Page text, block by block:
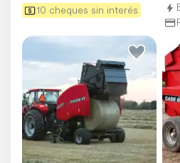
10 cheques sin interés